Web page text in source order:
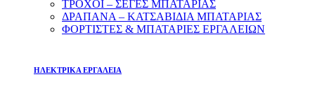
ΤΡΟΧΟΙ – ΣΕΓΕΣ ΜΠΑΤΑΡΙΑΣ
ΔΡΑΠΑΝΑ – ΚΑΤΣΑΒΙΔΙΑ ΜΠΑΤΑΡΙΑΣ
ΦΟΡΤΙΣΤΕΣ & ΜΠΑΤΑΡΙΕΣ ΕΡΓΑΛΕΙΩΝ
ΗΛΕΚΤΡΙΚΑ ΕΡΓΑΛΕΙΑ